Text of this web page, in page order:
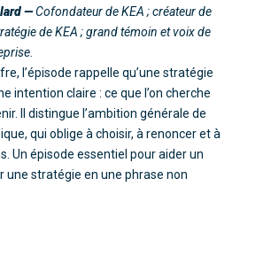
—Cofondateur de KEA ; créateur de
de KEA ; grand témoin et voix de
l’épisode rappelle qu’une stratégie
intention claire : ce que l’on cherche
Il distingue l’ambition générale de
qui oblige à choisir, à renoncer et à
Un épisode essentiel pour aider un
une stratégie en une phrase non